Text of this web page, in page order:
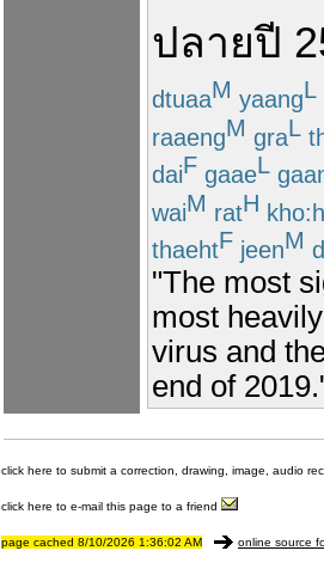
ปลายปี
dtuaaM yaangL
raaengM graL
daiF gaaeL
waiM ratH kho:h
thaehtF jeenM
"The most
most
virus and
end of
click here to submit a correction, drawing, image, audio
click here to e-mail this page to a friend
page cached 8/10/2026 1:36:02 AM online source